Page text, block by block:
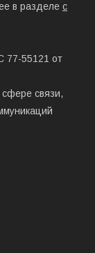
в разделе с
77-55121 от
связи,